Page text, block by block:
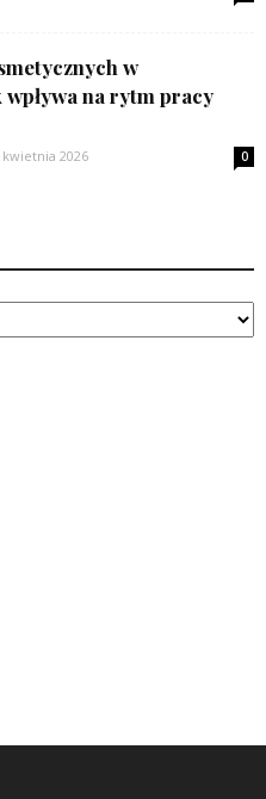
w
na rytm pracy
kwietnia 2026 0